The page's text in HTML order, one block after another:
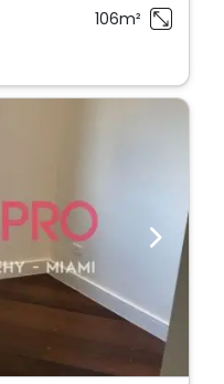
106m²
Next